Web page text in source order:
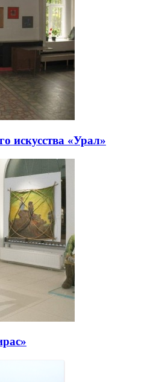
искусства «Урал»